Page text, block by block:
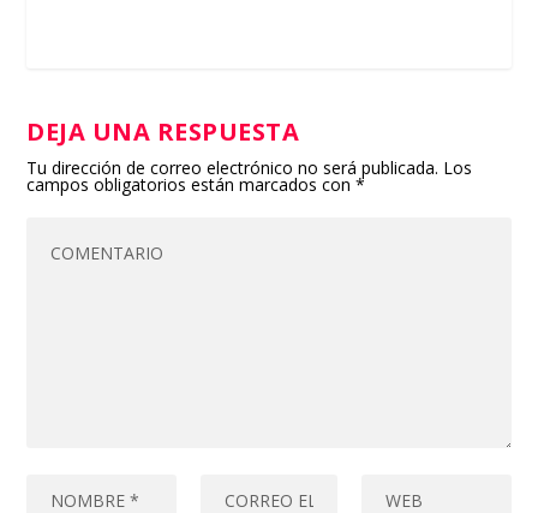
DEJA UNA RESPUESTA
Tu dirección de correo electrónico no será publicada. Los
campos obligatorios están marcados con*